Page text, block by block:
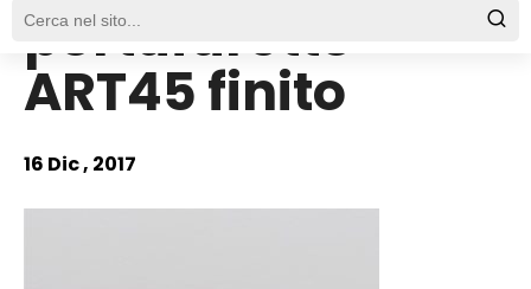
SHOPPING
portafaretto
ART45 finito
16 Dic , 2017